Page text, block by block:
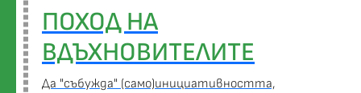
ПОХОД НА
ВДЪХНОВИТЕЛИТЕ
Да "събужда" (само)инициативността,